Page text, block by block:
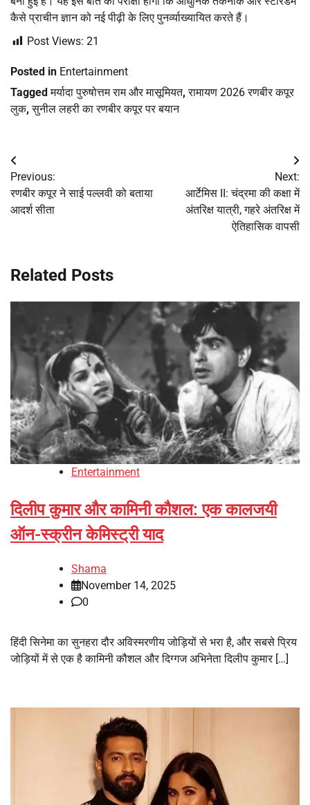
कैसे प्राचीन ज्ञान को नई पीढ़ी के लिए पुनर्व्याख्यायित करते हैं।
Post Views: 21
Posted in Entertainment
Taggedमर्यादा पुरुषोत्तम राम और मासूमियत,रामायण 2026 रणबीर कपूर
लुक,सुनील लहरी का रणबीर कपूर पर बयान
Post
navigation
Previous:
रणबीर कपूर ने साई पल्लवी को बताया
आदर्श सीता
Next:
आर्टेमिस II: चंद्रमा की कक्षा में
अंतरिक्ष यात्री, गहरे अंतरिक्ष में
ऐतिहासिक वापसी
Related Posts
Entertainment
दिलीप कुमार और कामिनी कौशल: एक कालजयी
ऑन-स्क्रीन केमिस्ट्री याद
Shama
November 14, 2025
0
हिंदी सिनेमा का सुनहरा दौर अविस्मरणीय जोड़ियों से भरा है, और सबसे प्रिय
जोड़ियों में से एक है कामिनी कौशल और दिग्गज अभिनेता दिलीप कुमार […]